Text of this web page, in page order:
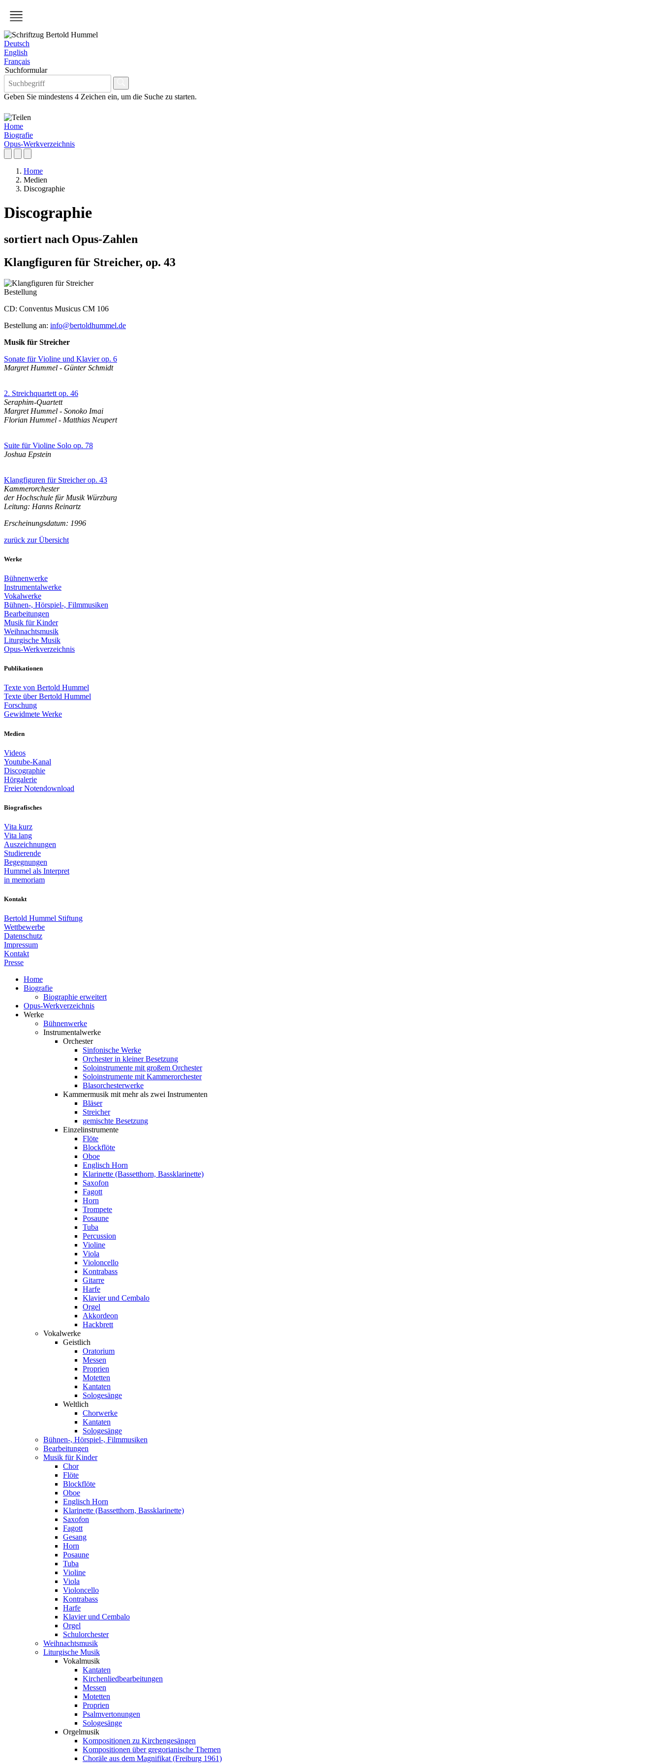
Deutsch
English
Français
Suchformular
Geben Sie mindestens 4 Zeichen ein, um die Suche zu starten.
Home
Biografie
Opus-Werkverzeichnis
Home
Medien
Discographie
Discographie
sortiert nach Opus-Zahlen
Klangfiguren für Streicher, op. 43
Bestellung
CD: Conventus Musicus CM 106
Bestellung an: info@bertoldhummel.de
Musik für Streicher
Sonate für Violine und Klavier op. 6
Margret Hummel - Günter Schmidt
2. Streichquartett op. 46
Seraphim-Quartett
Margret Hummel - Sonoko Imai
Florian Hummel - Matthias Neupert
Suite für Violine Solo op. 78
Joshua Epstein
Klangfiguren für Streicher op. 43
Kammerorchester
der Hochschule für Musik Würzburg
Leitung: Hanns Reinartz
Erscheinungsdatum: 1996
zurück zur Übersicht
Werke
Bühnenwerke
Instrumentalwerke
Vokalwerke
Bühnen-, Hörspiel-, Filmmusiken
Bearbeitungen
Musik für Kinder
Weihnachtsmusik
Liturgische Musik
Opus-Werkverzeichnis
Publikationen
Texte von Bertold Hummel
Texte über Bertold Hummel
Forschung
Gewidmete Werke
Medien
Videos
Youtube-Kanal
Discographie
Hörgalerie
Freier Notendownload
Biografisches
Vita kurz
Vita lang
Auszeichnungen
Studierende
Begegnungen
Hummel als Interpret
in memoriam
Kontakt
Bertold Hummel Stiftung
Wettbewerbe
Datenschutz
Impressum
Kontakt
Presse
Home
Biografie
Biographie erweitert
Opus-Werkverzeichnis
Werke
Bühnenwerke
Instrumentalwerke
Orchester
Sinfonische Werke
Orchester in kleiner Besetzung
Soloinstrumente mit großem Orchester
Soloinstrumente mit Kammerorchester
Blasorchesterwerke
Kammermusik mit mehr als zwei Instrumenten
Bläser
Streicher
gemischte Besetzung
Einzelinstrumente
Flöte
Blockflöte
Oboe
Englisch Horn
Klarinette (Bassetthorn, Bassklarinette)
Saxofon
Fagott
Horn
Trompete
Posaune
Tuba
Percussion
Violine
Viola
Violoncello
Kontrabass
Gitarre
Harfe
Klavier und Cembalo
Orgel
Akkordeon
Hackbrett
Vokalwerke
Geistlich
Oratorium
Messen
Proprien
Motetten
Kantaten
Sologesänge
Weltlich
Chorwerke
Kantaten
Sologesänge
Bühnen-, Hörspiel-, Filmmusiken
Bearbeitungen
Musik für Kinder
Chor
Flöte
Blockflöte
Oboe
Englisch Horn
Klarinette (Bassetthorn, Bassklarinette)
Saxofon
Fagott
Gesang
Horn
Posaune
Tuba
Violine
Viola
Violoncello
Kontrabass
Harfe
Klavier und Cembalo
Orgel
Schulorchester
Weihnachtsmusik
Liturgische Musik
Vokalmusik
Kantaten
Kirchenliedbearbeitungen
Messen
Motetten
Proprien
Psalmvertonungen
Sologesänge
Orgelmusik
Kompositionen zu Kirchengesängen
Kompositionen über gregorianische Themen
Choräle aus dem Magnifikat (Freiburg 1961)